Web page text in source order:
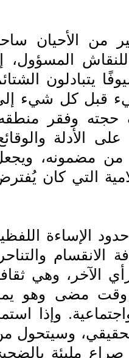
من الأحيان
المسؤول،
يتبادلون
قبل كل شيء
وفقر
الأدلة
من مضمونه،
التي كان
الإساءة
الآخر، وهي
وقت مضى وهو
وإذا
وسيتحول
مليئة